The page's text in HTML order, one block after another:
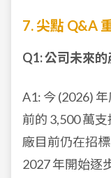
7. 尖點 Q&A
Q1: 公司未來的
A1: 今 (2026)
前的 3,500 萬
廠目前仍在招
2027 年開始逐